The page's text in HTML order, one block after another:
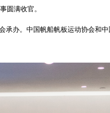
圆满收官。
承办。 中国帆船帆板运动协会和